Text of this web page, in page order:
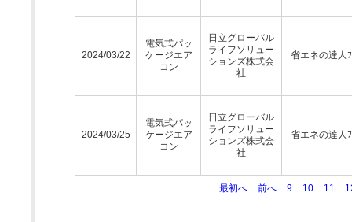
2024/03/22
電気式パッ
ケージエア
コン
日立グローバル
ライフソリュー
ションズ株式会
社
省エネの達人
2024/03/25
電気式パッ
ケージエア
コン
日立グローバル
ライフソリュー
ションズ株式会
社
省エネの達人
最初へ 前へ 9 10 11